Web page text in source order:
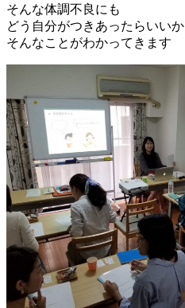
そんな体調不良にも
どう自分がつきあったらいいか
そんなことがわかってきます